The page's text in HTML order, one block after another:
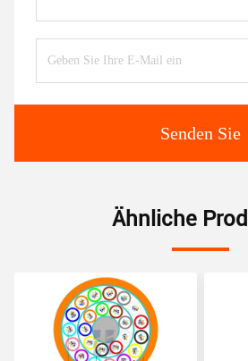
Senden Sie
Ähnliche